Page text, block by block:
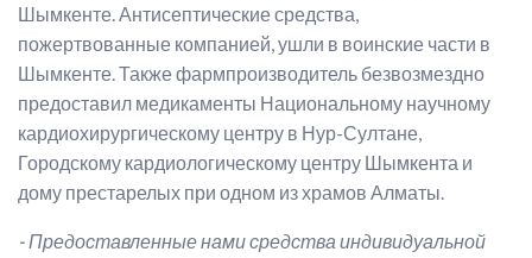
Шымкенте. Антисептические средства,
пожертвованные компанией, ушли в воинские части в
Шымкенте. Также фармпроизводитель безвозмездно
предоставил медикаменты Национальному научному
кардиохирургическому центру в Нур-Султане,
Городскому кардиологическому центру Шымкента и
дому престарелых при одном из храмов Алматы.
- Предоставленные нами средства индивидуальной